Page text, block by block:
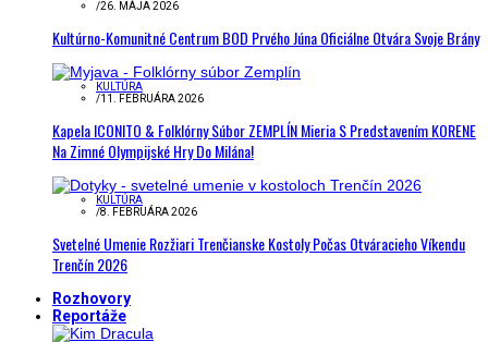
/26. MÁJA 2026
Kultúrno-Komunitné Centrum BOD Prvého Júna Oficiálne Otvára Svoje Brány
KULTÚRA
/11. FEBRUÁRA 2026
Kapela ICONITO & Folklórny Súbor ZEMPLÍN Mieria S Predstavením KORENE
Na Zimné Olympijské Hry Do Milána!
KULTÚRA
/8. FEBRUÁRA 2026
Svetelné Umenie Rozžiari Trenčianske Kostoly Počas Otváracieho Víkendu
Trenčín 2026
Rozhovory
Reportáže